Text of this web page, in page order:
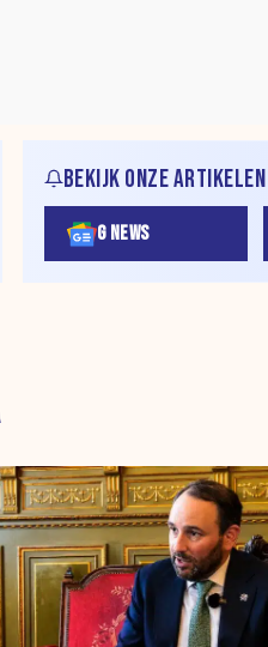
BEKIJK ONZE
G NEWS